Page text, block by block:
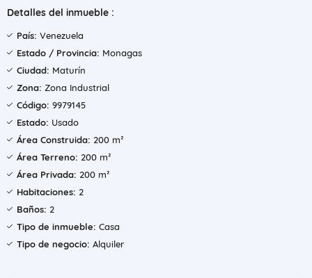
Detalles del inmueble :
País: Venezuela
Estado / Provincia: Monagas
Ciudad: Maturín
Zona: Zona Industrial
Código: 9979145
Estado: Usado
Área Construida: 200 m²
Área Terreno: 200 m²
Área Privada: 200 m²
Habitaciones: 2
Baños: 2
Tipo de inmueble: Casa
Tipo de negocio: Alquiler